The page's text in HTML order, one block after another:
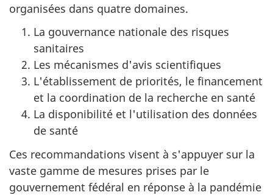
organisées dans quatre domaines.
La gouvernance nationale des risques
sanitaires
Les mécanismes d'avis scientifiques
L'établissement de priorités, le financement
et la coordination de la recherche en santé
La disponibilité et l'utilisation des données
de santé
Ces recommandations visent à s'appuyer sur la
vaste gamme de mesures prises par le
gouvernement fédéral en réponse à la pandémie